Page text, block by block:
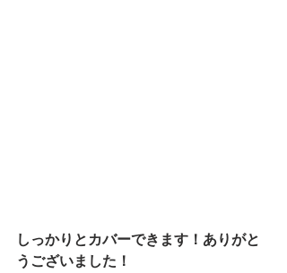
しっかりとカバーできます！ありがと
うございました！